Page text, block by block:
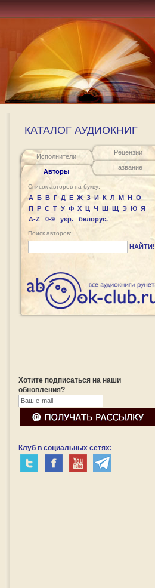
КАТАЛОГ АУДИОКНИГ
Исполнители
Авторы
Рецензии
Название
Список авторов на букву:
А Б В Г Д Е Ж З И К Л М Н О
П Р С Т У Ф Х Ц Ч Ш Щ Э Ю Я
A-Z
0-9 укр. белорус.
Поиск авторов:
НАЙТИ!
Хотите подписаться на наши
обновления?
Клуб в социальных сетях: